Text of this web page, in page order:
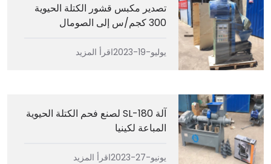
تصدير مكبس قشور الكتلة الحيوية
300 كجم/س إلى الصومال
يوليو-19-2023 اقرأ المزيد
آلة SL-180 لصنع فحم الكتلة الحيوية
المباعة لكينيا
يونيو-27-2023 اقرأ المزيد